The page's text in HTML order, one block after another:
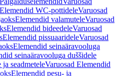
Elemendid WC-pottideleVaruosad
Elemendid valamuteleVaruosad
Elemendid bideedeleVaruosad
Elemendid pissuaarideleVaruosad
Elemendid seinaäravooluga
seinaäravooluga duššidele
seadmeteleVaruosad Elemendid
Elemendid pesu- ja